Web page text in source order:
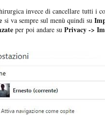
invece di cancellare tutti i
si va sempre sul menù quindi su
per poi andare su Privacy ->